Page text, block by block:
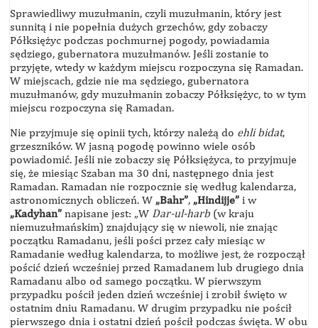
Sprawiedliwy muzułmanin, czyli muzułmanin, który jest
sunnitą i nie popełnia dużych grzechów, gdy zobaczy
Półksiężyc podczas pochmurnej pogody, powiadamia
sędziego, gubernatora muzułmanów. Jeśli zostanie to
przyjęte, wtedy w każdym miejscu rozpoczyna się Ramadan.
W miejscach, gdzie nie ma sędziego, gubernatora
muzułmanów, gdy muzułmanin zobaczy Półksiężyc, to w tym
miejscu rozpoczyna się Ramadan.
Nie przyjmuje się opinii tych, którzy należą do ehli bidat,
grzeszników. W jasną pogodę powinno wiele osób
powiadomić. Jeśli nie zobaczy się Półksiężyca, to przyjmuje
się, że miesiąc Szaban ma 30 dni, następnego dnia jest
Ramadan. Ramadan nie rozpocznie się według kalendarza,
astronomicznych obliczeń. W „Bahr”, „Hindijje” i w
„Kadyhan” napisane jest: „W Dar-ul-harb (w kraju
niemuzułmańskim) znajdujący się w niewoli, nie znając
początku Ramadanu, jeśli pości przez cały miesiąc w
Ramadanie według kalendarza, to możliwe jest, że rozpoczął
pościć dzień wcześniej przed Ramadanem lub drugiego dnia
Ramadanu albo od samego początku. W pierwszym
przypadku pościł jeden dzień wcześniej i zrobił święto w
ostatnim dniu Ramadanu. W drugim przypadku nie pościł
pierwszego dnia i ostatni dzień pościł podczas święta. W obu